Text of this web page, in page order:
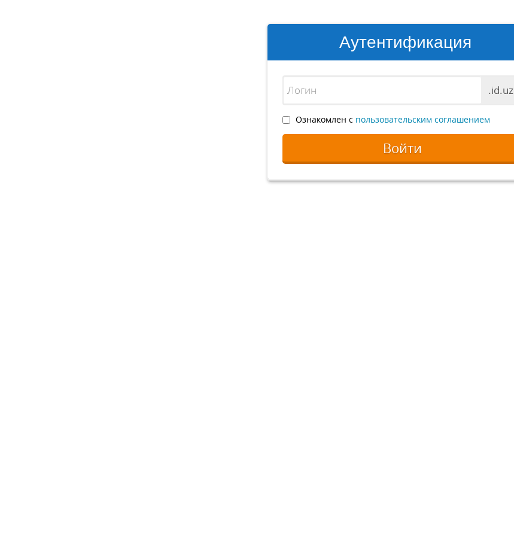
Аутентификация
.id.uz
Ознакомлен с пользовательским соглашением
Войти